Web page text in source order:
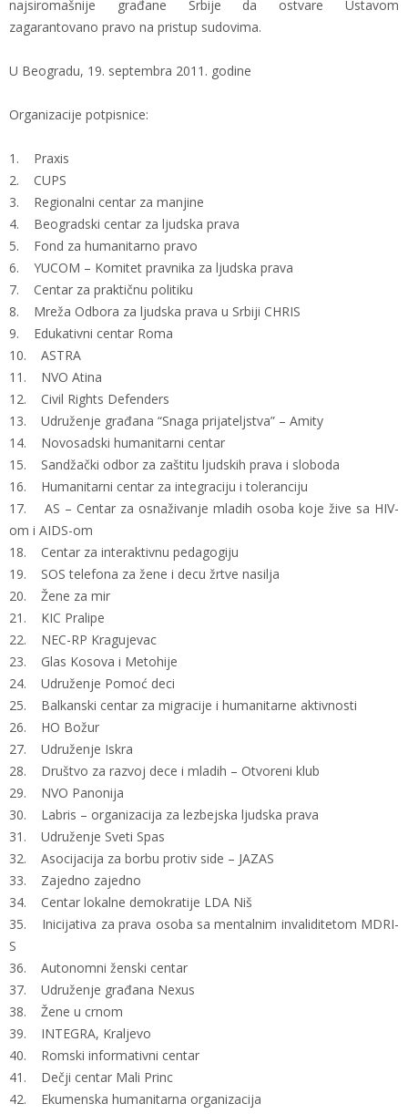
najsiromašnije građane Srbije da ostvare Ustavom
zagarantovano pravo na pristup sudovima.
U Beogradu, 19. septembra 2011. godine
Organizacije potpisnice:
1. Praxis
2. CUPS
3. Regionalni centar za manjine
4. Beogradski centar za ljudska prava
5. Fond za humanitarno pravo
6. YUCOM – Komitet pravnika za ljudska prava
7. Centar za praktičnu politiku
8. Mreža Odbora za ljudska prava u Srbiji CHRIS
9. Edukativni centar Roma
10. ASTRA
11. NVO Atina
12. Civil Rights Defenders
13. Udruženje građana “Snaga prijateljstva” – Amity
14. Novosadski humanitarni centar
15. Sandžački odbor za zaštitu ljudskih prava i sloboda
16. Humanitarni centar za integraciju i toleranciju
17. AS – Centar za osnaživanje mladih osoba koje žive sa HIV-
om i AIDS-om
18. Centar za interaktivnu pedagogiju
19. SOS telefona za žene i decu žrtve nasilja
20. Žene za mir
21. KIC Pralipe
22. NEC-RP Kragujevac
23. Glas Kosova i Metohije
24. Udruženje Pomoć deci
25. Balkanski centar za migracije i humanitarne aktivnosti
26. HO Božur
27. Udruženje Iskra
28. Društvo za razvoj dece i mladih – Otvoreni klub
29. NVO Panonija
30. Labris – organizacija za lezbejska ljudska prava
31. Udruženje Sveti Spas
32. Asocijacija za borbu protiv side – JAZAS
33. Zajedno zajedno
34. Centar lokalne demokratije LDA Niš
35. Inicijativa za prava osoba sa mentalnim invaliditetom MDRI-
S
36. Autonomni ženski centar
37. Udruženje građana Nexus
38. Žene u crnom
39. INTEGRA, Kraljevo
40. Romski informativni centar
41. Dečji centar Mali Princ
42. Ekumenska humanitarna organizacija